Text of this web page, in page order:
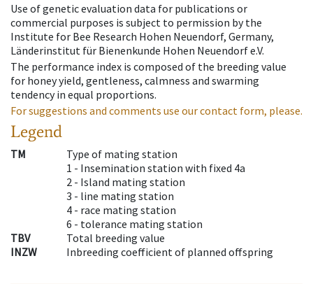
Use of genetic evaluation data for publications or
commercial purposes is subject to permission by the
Institute for Bee Research Hohen Neuendorf, Germany,
Länderinstitut für Bienenkunde Hohen Neuendorf e.V.
The performance index is composed of the breeding value
for honey yield, gentleness, calmness and swarming
tendency in equal proportions.
For suggestions and comments use our contact form, please.
Legend
TM
Type of mating station
1 - Insemination station with fixed 4a
2 - Island mating station
3 - line mating station
4 - race mating station
6 - tolerance mating station
TBV
Total breeding value
INZW
Inbreeding coefficient of planned offspring